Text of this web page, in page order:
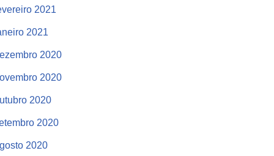
2021
2021
2020
2020
2020
2020
2020